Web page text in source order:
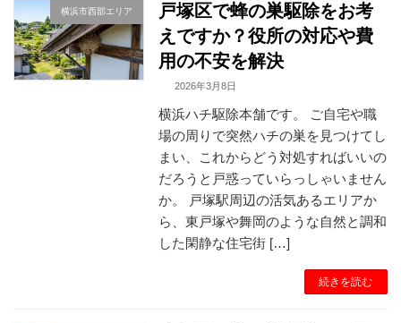
横浜市西部エリア
戸塚区で蜂の巣駆除をお考
えですか？役所の対応や費
用の不安を解決
2026年3月8日
横浜ハチ駆除本舗です。 ご自宅や職
場の周りで突然ハチの巣を見つけてし
まい、これからどう対処すればいいの
だろうと戸惑っていらっしゃいません
か。 戸塚駅周辺の活気あるエリアか
ら、東戸塚や舞岡のような自然と調和
した閑静な住宅街 […]
続きを読む